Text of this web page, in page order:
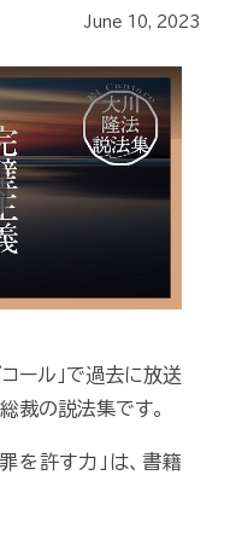
June 10, 2023
ール」で過去に放送
裁の説法集です。
を許す力」は、書籍